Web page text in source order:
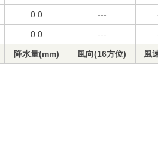
0.0 ---
0.0 ---
降水量(mm) 風向(16方位) 風